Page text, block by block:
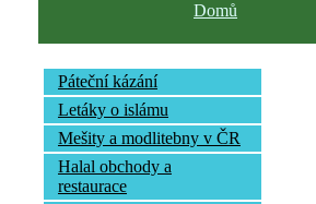
Domů
Páteční kázání
Letáky o islámu
Mešity a modlitebny v ČR
Halal obchody a
restaurace